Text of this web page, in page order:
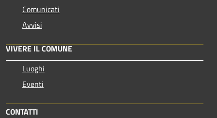
Comunicati
Avvisi
VIVERE IL COMUNE
Luoghi
Eventi
CONTATTI